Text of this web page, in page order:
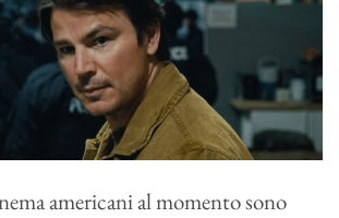
americani al momento sono